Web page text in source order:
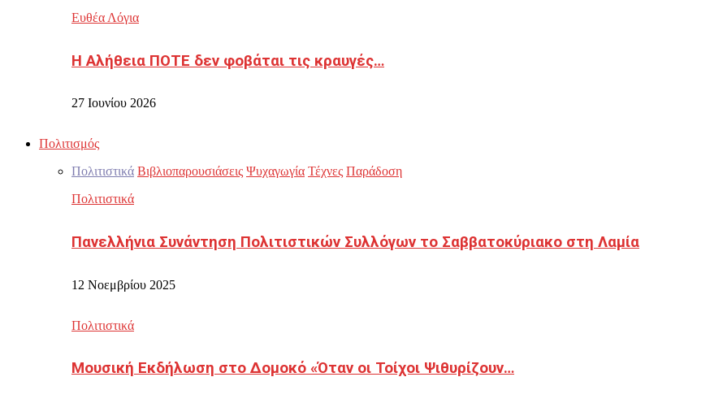
Ευθέα Λόγια
Η Αλήθεια ΠΟΤΕ δεν φοβάται τις κραυγές…
27 Ιουνίου 2026
Πολιτισμός
Πολιτιστικά Βιβλιοπαρουσιάσεις Ψυχαγωγία Τέχνες Παράδοση
Πολιτιστικά
Πανελλήνια Συνάντηση Πολιτιστικών Συλλόγων το Σαββατοκύριακο στη Λαμία
12 Νοεμβρίου 2025
Πολιτιστικά
Μουσική Εκδήλωση στο Δομοκό «Όταν οι Τοίχοι Ψιθυρίζουν…